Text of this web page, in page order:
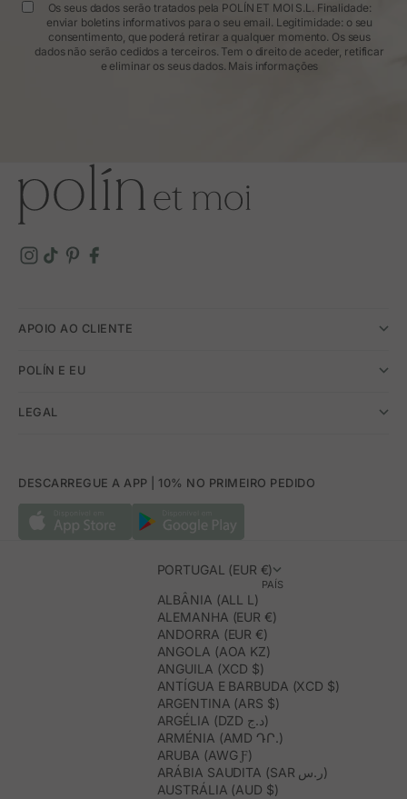
Os seus dados serão tratados pela POLÍN ET MOI S.L. Finalidade:
enviar boletins informativos para o seu email. Legitimidade: o seu
consentimento, que poderá retirar a qualquer momento. Os seus
dados não serão cedidos a terceiros. Tem o direito de aceder, retificar
e eliminar os seus dados. Mais informações
APOIO AO CLIENTE
POLÍN E EU
LEGAL
DESCARREGUE A APP | 10% NO PRIMEIRO PEDIDO
PORTUGAL (EUR €)
PAÍS
ALBÂNIA (ALL L)
ALEMANHA (EUR €)
ANDORRA (EUR €)
ANGOLA (AOA KZ)
ANGUILA (XCD $)
ANTÍGUA E BARBUDA (XCD $)
ARGENTINA (ARS $)
ARGÉLIA (DZD د.ج)
ARMÉNIA (AMD ԴՐ.)
ARUBA (AWG Ƒ)
ARÁBIA SAUDITA (SAR ر.س)
AUSTRÁLIA (AUD $)